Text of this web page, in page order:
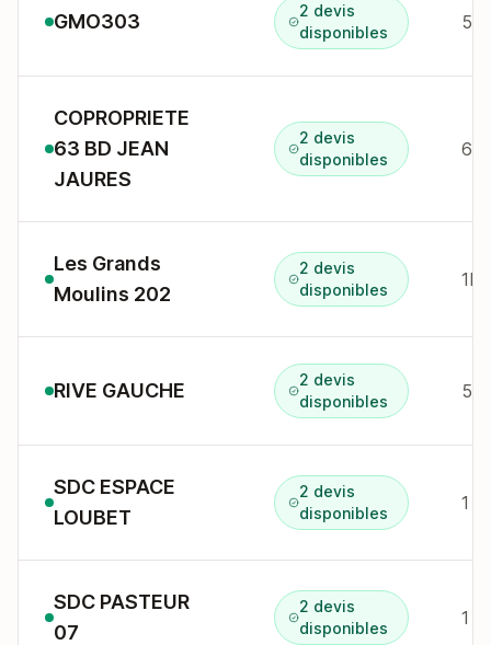
GMO303
2 devis
disponibles
5
COPROPRIETE
63 BD JEAN
JAURES
2 devis
disponibles
63
Les Grands
Moulins 202
2 devis
disponibles
1B
RIVE GAUCHE
2 devis
disponibles
5 r
SDC ESPACE
LOUBET
2 devis
disponibles
1 r
SDC PASTEUR
07
2 devis
disponibles
1